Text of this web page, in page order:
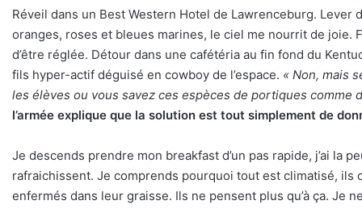
Réveil dans un Best Western Hotel de Lawrenceburg.
oranges, roses et bleues marines, le ciel me nourrit de joie.
d’être réglée. Détour dans une cafétéria au fin fond du
fils hyper-actif déguisé en cowboy de l’espace. « Non, mais
les élèves ou vous savez ces espèces de portiques comme
l’armée explique que la solution est tout simplement de
Je descends prendre mon breakfast d’un pas rapide, j’ai la
rafraichissent. Je comprends pourquoi tout est climatisé,
enfermés dans leur graisse. Ils ne pensent plus qu’à ça. Je